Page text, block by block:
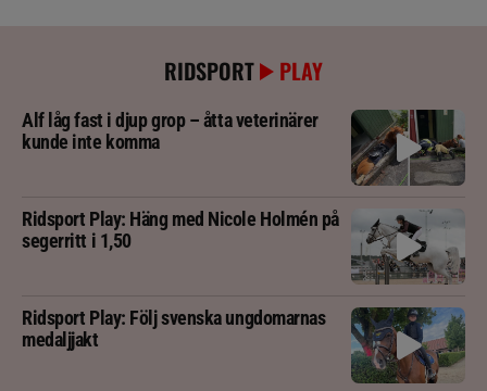
RIDSPORT PLAY
Alf låg fast i djup grop – åtta veterinärer
kunde inte komma
Ridsport Play: Häng med Nicole Holmén på
segerritt i 1,50
Ridsport Play: Följ svenska ungdomarnas
medaljjakt